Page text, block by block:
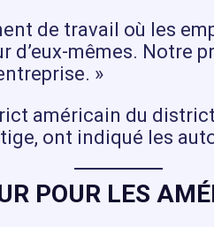
de travail où les
mêmes. Notre
»
américain du
ont indiqué les
POUR LES